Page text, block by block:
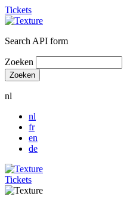
Tickets
Search API form
Zoeken
nl
nl
fr
en
de
Tickets